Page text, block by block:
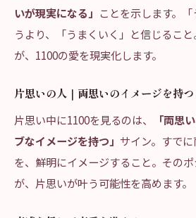
いが現実になる」 ことを示します。
うより、「うまくいく」と信じるこ
が、1100の愛を現実化します。
片思いの人｜両思いのイメージを持つ
片思い中に1100を見るのは、
「両思
ブなイメージを持つ」 サイン。すで
を、鮮明にイメージすること。その
が、片思いが叶う可能性を高めます。